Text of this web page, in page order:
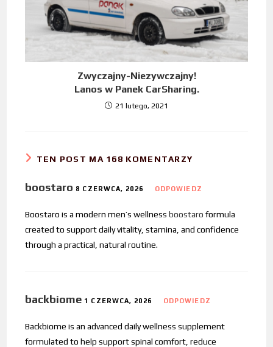
Zwyczajny-Niezywczajny!
Lanos w Panek CarSharing.
21 lutego, 2021
TEN POST MA 168 KOMENTARZY
boostaro 8 CZERWCA, 2026 ODPOWIEDZ
Boostaro is a modern men’s wellnessboostaro formula
created to support daily vitality, stamina, and confidence
through a practical, natural routine.
backbiome 1 CZERWCA, 2026 ODPOWIEDZ
Backbiome is an advanced daily wellness supplement
formulated to help support spinal comfort, reduce